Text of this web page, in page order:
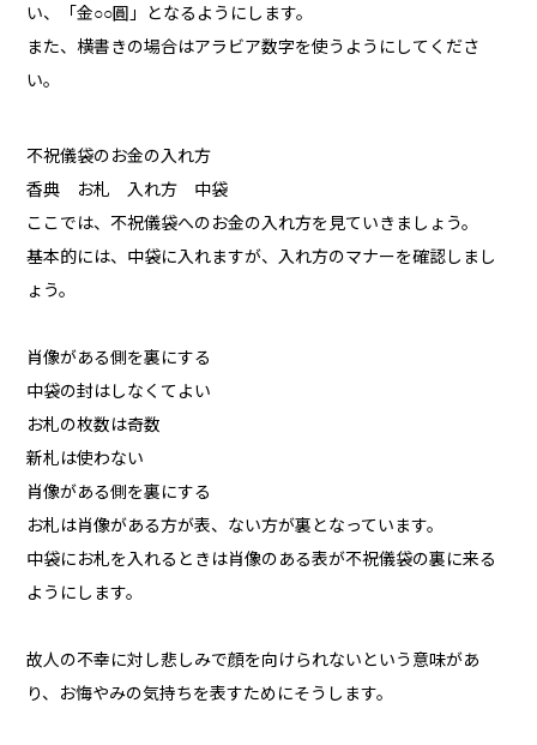
い、「金○○圓」となるようにします。
また、横書きの場合はアラビア数字を使うようにしてくださ
い。
不祝儀袋のお金の入れ方
香典 お札 入れ方 中袋
ここでは、不祝儀袋へのお金の入れ方を見ていきましょう。
基本的には、中袋に入れますが、入れ方のマナーを確認しまし
ょう。
肖像がある側を裏にする
中袋の封はしなくてよい
お札の枚数は奇数
新札は使わない
肖像がある側を裏にする
お札は肖像がある方が表、ない方が裏となっています。
中袋にお札を入れるときは肖像のある表が不祝儀袋の裏に来る
ようにします。
故人の不幸に対し悲しみで顔を向けられないという意味があ
り、お悔やみの気持ちを表すためにそうします。